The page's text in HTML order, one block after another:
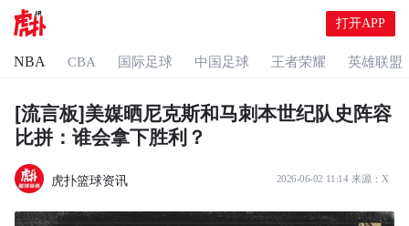
打开APP
NBA CBA 国际足球 中国足球 王者荣耀 英雄联盟
[流言板]美媒晒尼克斯和马刺本世纪队史阵容
比拼：谁会拿下胜利？
虎扑篮球资讯 2026-06-02 11:14 来源： X